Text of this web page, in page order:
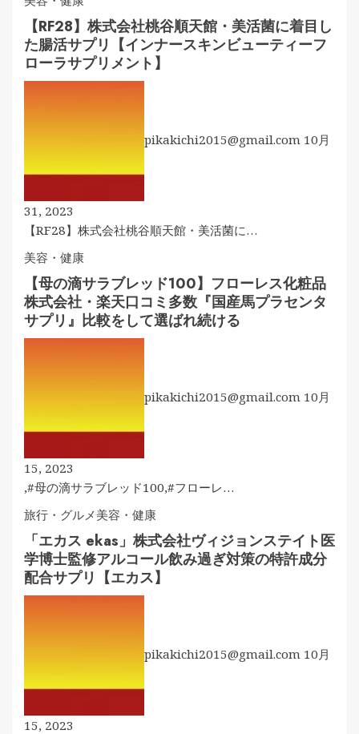
【RF28】株式会社桃谷順天館・美活菌に着目し
た腸活サプリ【インナースキンビューティーフ
ローラサプリメント】
pikakichi2015@gmail.com 10月
31, 2023
【RF28】株式会社桃谷順天館・美活菌に…
美容・健康
【母の滴サラブレッド100】フローレス化粧品
株式会社・楽天口コミ多数『国産馬プラセンタ
サプリ』比較をして選ばれ続ける
pikakichi2015@gmail.com 10月
15, 2023
,#母の滴サラブレッド100,#フローレ…
旅行・グルメ 美容・健康
「エカス ekas」株式会社ヴィジョンステイト医
学博士監修アルコール飲み過ぎ対策の特許成分
配合サプリ【エカス】
pikakichi2015@gmail.com 10月
15, 2023